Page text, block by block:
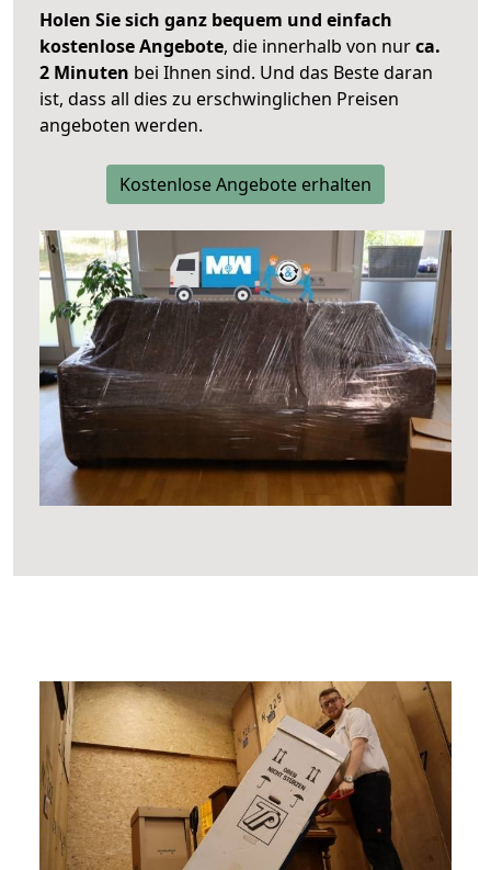
Holen Sie sich ganz bequem und einfach
kostenlose Angebote, die innerhalb von nurca.
2 Minuten bei Ihnen sind. Und das Beste daran
ist, dass all dies zu erschwinglichen Preisen
angeboten werden.
Kostenlose Angebote erhalten